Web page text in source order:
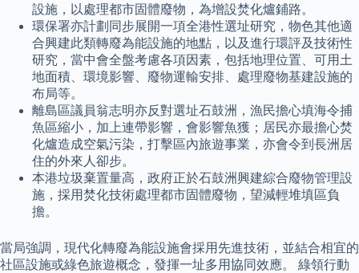
設施，以處理都市固體廢物，為增設焚化爐鋪路。
環保署亦計劃同步展開一項全港性選址研究，物色其他適
合興建此類轉廢為能設施的地點，以及進行環評及技術性
研究，當中會全盤考慮各項因素，包括地理位置、可用土
地面積、環境影響、廢物運輸安排、處理廢物基建設施的
布局等。
離島區議員翁志明亦反對選址石鼓洲，漁民擔心填海令捕
魚區縮小，加上連帶影響，會影響魚獲；居民亦最擔心焚
化爐造成空氣污染，打擊區內旅遊事業，亦會令到長洲居
住的外來人卻步。
本港垃圾棄置量高，政府正於石鼓洲興建綜合廢物管理設
施，採用焚化技術處理都市固體廢物，望減輕堆填區負
擔。
當局強調，現代化轉廢為能設施會採用先進技術，並結合相宜的
社區設施或綠色旅遊概念，發揮一址多用協同效應。 綠領行動